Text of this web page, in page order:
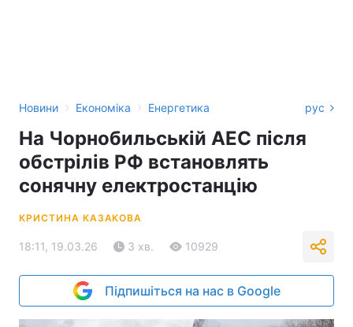
Новини › Економіка › Енергетика рус
На Чорнобильській АЕС після
обстрілів РФ встановлять
сонячну електростанцію
КРИСТИНА КАЗАКОВА
18:11, 19.03.26 3 хв. 10929
Підпишіться на нас в Google